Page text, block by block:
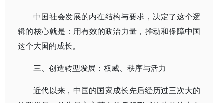
中国社会发展的内在结构与要求，决定了这个逻
辑的核心就是：用有效的政治力量，推动和保障中国
这个大国的成长。
三、创造转型发展：权威、秩序与活力
近代以来，中国的国家成长先后经历过三次大的